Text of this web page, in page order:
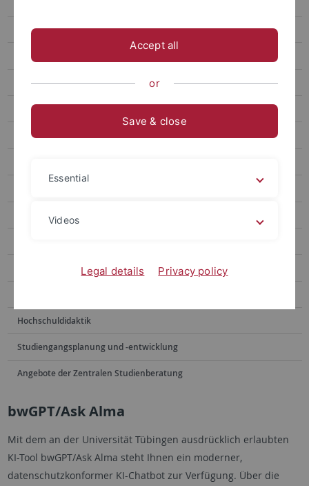
KI erfolgreich in der Lehre einsetzen
bwGPT/Ask Alma
KI & Prüfen
Workshops und Selbstlernangebote
EU AI-Act/KI-Verordnung
Downloadbereich
Digitale Prüfungen
Hochschuldidaktik
Studiengangsplanung und -entwicklung
Angebote der Zentralen Studienberatung
bwGPT/Ask Alma
Mit dem an der Universität Tübingen ausdrücklich erlaubten
KI-Tool bwGPT/Ask Alma steht Ihnen ein moderner,
datenschutzkonformer KI-Chatbot zur Verfügung. Über die
Accept all
or
Save & close
Essential
Videos
Legal details Privacy policy